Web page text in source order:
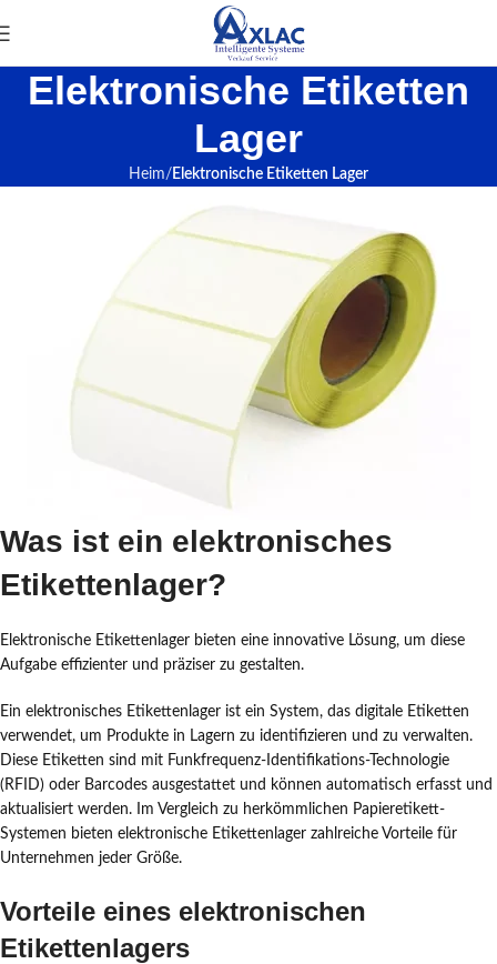
Elektronische Etiketten
Lager
Heim Elektronische Etiketten Lager
Was ist ein elektronisches
Etikettenlager?
Elektronische Etikettenlager bieten eine innovative Lösung, um diese
Aufgabe effizienter und präziser zu gestalten.
Ein elektronisches Etikettenlager ist ein System, das digitale Etiketten
verwendet, um Produkte in Lagern zu identifizieren und zu verwalten.
Diese Etiketten sind mit Funkfrequenz-Identifikations-Technologie
(RFID) oder Barcodes ausgestattet und können automatisch erfasst und
aktualisiert werden. Im Vergleich zu herkömmlichen Papieretikett-
Systemen bieten elektronische Etikettenlager zahlreiche Vorteile für
Unternehmen jeder Größe.
Vorteile eines elektronischen
Etikettenlagers